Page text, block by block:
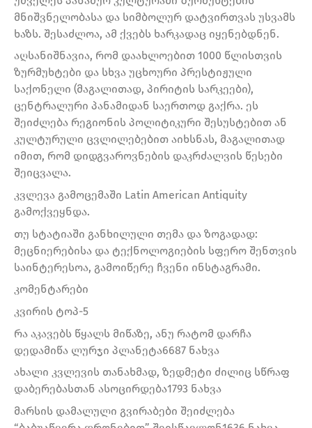
მნიშვნელობასა და სიმბოლურ დატვირთვას უსვამს
ხაზს. შესაძლოა, ამ ქვებს ხარკადაც იყენებდნენ.
აღსანიშნავია, რომ დაახლოებით 1000 წლისთვის
ზურმუხტები და სხვა უცხოური პრესტიჟული
საქონელი (მაგალითად, პირიტის სარკეები),
ცენტრალური პანამიდან საერთოდ გაქრა. ეს
შეიძლება რეგიონის პოლიტიკური შესუსტებით ან
კულტურული ცვლილებებით აიხსნას, მაგალითად
იმით, რომ დიდგვაროვნების დაკრძალვის წესები
შეიცვალა.
კვლევა გამოცემაში Latin American Antiquity
გამოქვეყნდა.
თუ სტატიაში განხილული თემა და ზოგადად:
მეცნიერებისა და ტექნოლოგიების სფერო შენთვის
საინტერესოა, გამოიწერე ჩვენი ინსტაგრამი.
კომენტარები
კვირის ტოპ-5
რა აკავებს წყალს მიწაზე, ანუ რატომ დარჩა
დედამიწა ლურჯი პლანეტა6687 ნახვა
ახალი კვლევის თანახმად, ზედმეტი ძილიც სწრაფ
დაბერებასთან ასოცირდება1793 ნახვა
მარსის დამალული გვირაბები შეიძლება